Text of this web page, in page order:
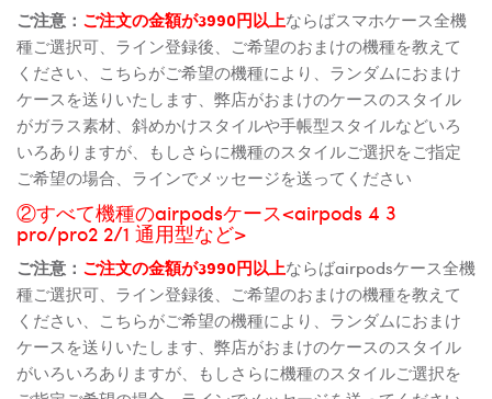
ご注意： ご注文の金額が3990円以上ならばスマホケース全機
種ご選択可、ライン登録後、ご希望のおまけの機種を教えて
ください、こちらがご希望の機種により、ランダムにおまけ
ケースを送りいたします、弊店がおまけのケースのスタイル
がガラス素材、斜めかけスタイルや手帳型スタイルなどいろ
いろありますが、もしさらに機種のスタイルご選択をご指定
ご希望の場合、ラインでメッセージを送ってください
②すべて機種のairpodsケース<airpods 4 3
pro/pro2 2/1 通用型など>
ご注意： ご注文の金額が3990円以上ならばairpodsケース全機
種ご選択可、ライン登録後、ご希望のおまけの機種を教えて
ください、こちらがご希望の機種により、ランダムにおまけ
ケースを送りいたします、弊店がおまけのケースのスタイル
がいろいろありますが、もしさらに機種のスタイルご選択を